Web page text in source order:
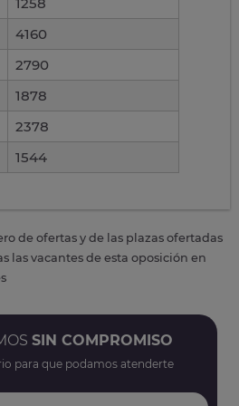
4160
2790
1878
2378
1544
de ofertas y de las plazas ofertadas
las vacantes de esta oposición en
SIN COMPROMISO
para que podamos atenderte